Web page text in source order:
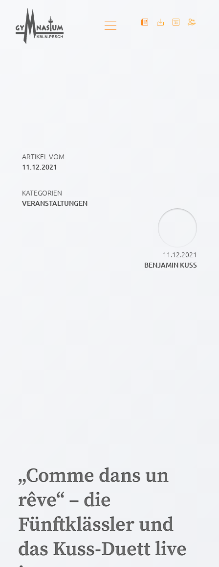
ARTIKEL VOM
11.12.2021
KATEGORIEN
VERANSTALTUNGEN
11.12.2021
BENJAMIN KUSS
„Comme dans un
rêve“ – die
Fünftklässler und
das Kuss-Duett live